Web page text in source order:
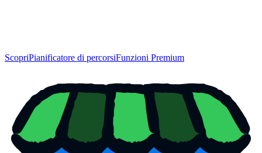
ScopriPianificatore di percorsiFunzioni Premium